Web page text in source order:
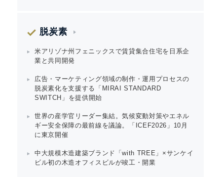
脱炭素
米アリゾナ州フェニックスで賃貸集合住宅を日系企
業と共同開発
広告・マーケティング領域の制作・運用プロセスの
脱炭素化を支援する「MIRAI STANDARD
SWITCH」を提供開始
世界の産学官リーダー集結。気候変動対策やエネル
ギー安全保障の最前線を議論。「ICEF2026」10月
に東京開催
中大規模木造建築ブランド「with TREE」×サンケイ
ビル初の木造オフィスビルが竣工・開業